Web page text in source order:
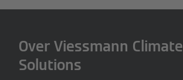
Over Viessmann Climate
Solutions